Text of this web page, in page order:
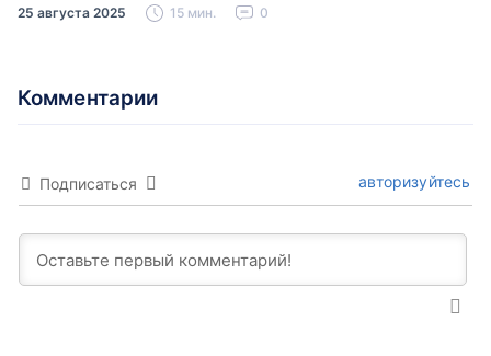
25 августа 2025 15 мин. 0
Комментарии
Подписаться авторизуйтесь